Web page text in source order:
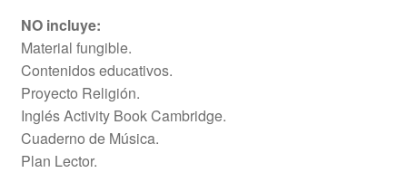
NO incluye:
Material fungible.
Contenidos educativos.
Proyecto Religión.
Inglés Activity Book Cambridge.
Cuaderno de Música.
Plan Lector.